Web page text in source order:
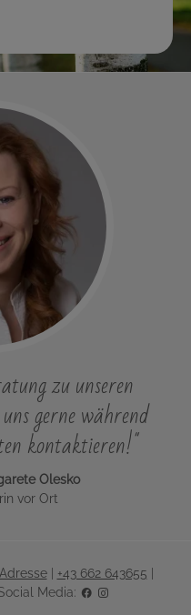
zu unseren
gerne während
kontaktieren!"
Olesko
vor Ort
| +43 662 643655 |
Media: